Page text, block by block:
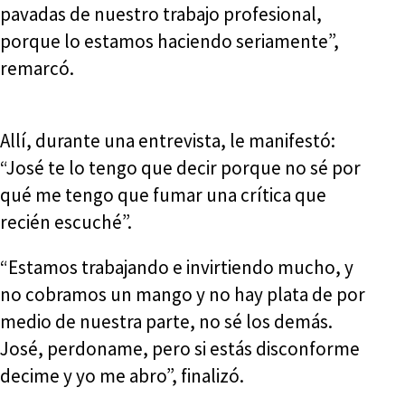
pavadas de nuestro trabajo profesional,
porque lo estamos haciendo seriamente”,
remarcó.
Allí, durante una entrevista, le manifestó:
“José te lo tengo que decir porque no sé por
qué me tengo que fumar una crítica que
recién escuché”.
“Estamos trabajando e invirtiendo mucho, y
no cobramos un mango y no hay plata de por
medio de nuestra parte, no sé los demás.
José, perdoname, pero si estás disconforme
decime y yo me abro”, finalizó.